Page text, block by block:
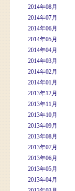
2014年08月
2014年07月
2014年06月
2014年05月
2014年04月
2014年03月
2014年02月
2014年01月
2013年12月
2013年11月
2013年10月
2013年09月
2013年08月
2013年07月
2013年06月
2013年05月
2013年04月